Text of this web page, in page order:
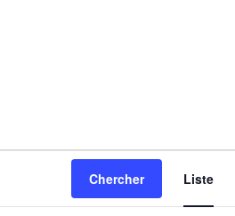
Chercher Liste